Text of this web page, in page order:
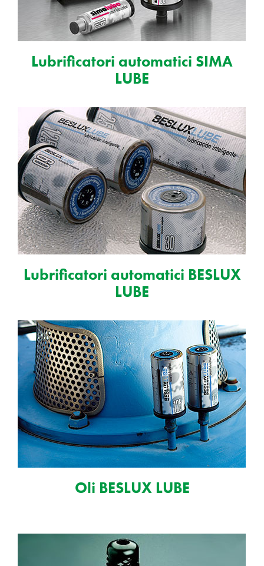
Lubrificatori automatici SIMA
LUBE
Lubrificatori automatici BESLUX
LUBE
Oli BESLUX LUBE